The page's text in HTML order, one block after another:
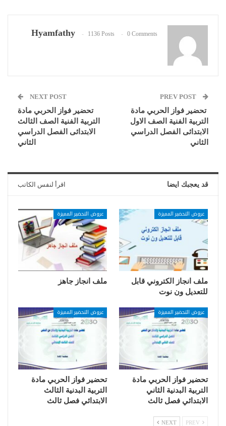
Hyamfathy 1136 Posts 0 Comments
تحضير فواز الحربي مادة
التربية الفنية الصف الاول
الابتدائى الفصل الدراسي
الثاني
NEXT POST
تحضير فواز الحربي مادة
التربية الفنية الصف الثالث
الابتدائى الفصل الدراسي
الثاني
قد يعجبك ايضا اقرأ لنفس الكاتب
عروض التحضير المميزة
ملف انجاز الكتروني قابل
للتعديل ون نوت
عروض التحضير المميزة
ملف انجاز جاهز
عروض التحضير المميزة
تحضير فواز الحربي مادة
التربية البدنية الثاني
الابتدائي فصل ثالث
عروض التحضير المميزة
تحضير فواز الحربي مادة
التربية البدنية الثالث
الابتدائي فصل ثالث
NEXT